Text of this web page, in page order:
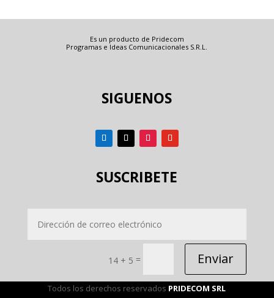
Es un producto de Pridecom
Programas e Ideas Comunicacionales S.R.L.
SIGUENOS
SUSCRIBETE
14 + 5 = Enviar
Todos los derechos reservados PRIDECOM SRL